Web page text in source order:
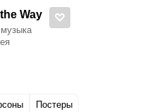
Way
Постеры